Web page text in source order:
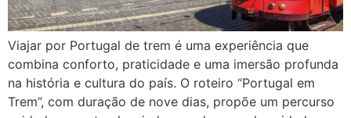
Viajar por Portugal de trem é uma experiência que
combina conforto, praticidade e uma imersão profunda
na história e cultura do país. O roteiro “Portugal em
Trem”, com duração de nove dias, propõe um percurso